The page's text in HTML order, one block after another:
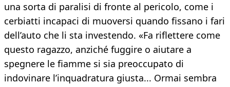
una sorta di paralisi di fronte al pericolo, come i
cerbiatti incapaci di muoversi quando fissano i fari
dell’auto che li sta investendo. «Fa riflettere come
questo ragazzo, anziché fuggire o aiutare a
spegnere le fiamme si sia preoccupato di
indovinare l’inquadratura giusta... Ormai sembra